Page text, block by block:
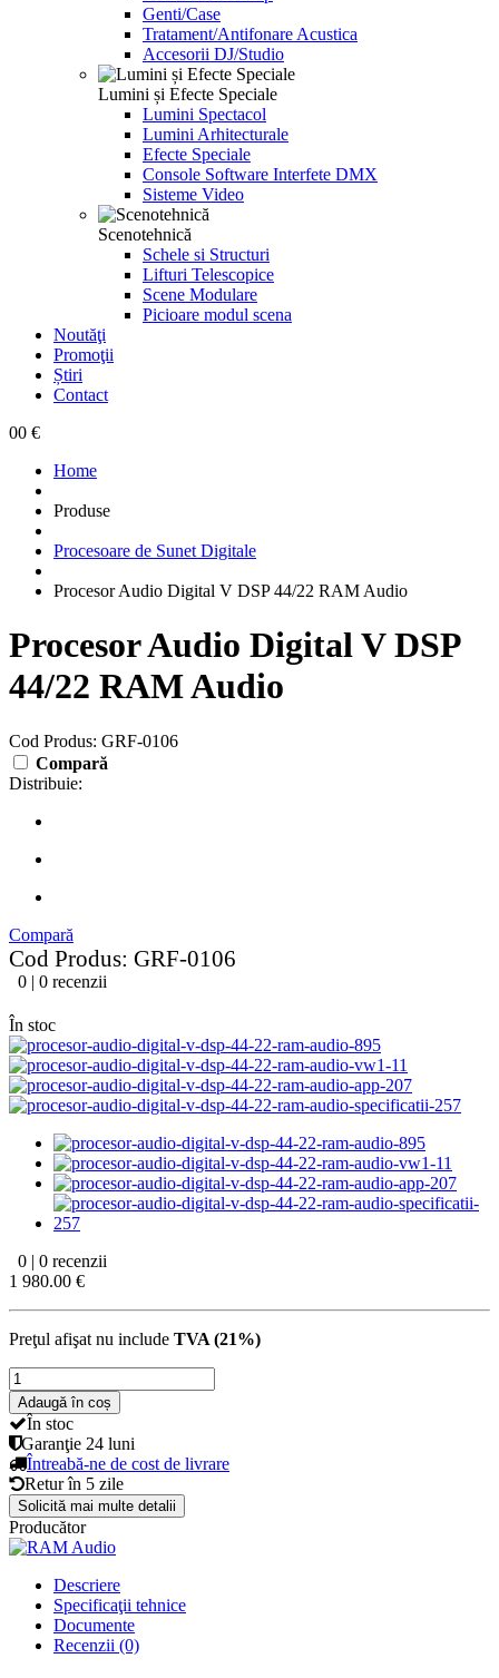
Genti/Case
Tratament/Antifonare Acustica
Accesorii DJ/Studio
Lumini și Efecte Speciale
Lumini Spectacol
Lumini Arhitecturale
Efecte Speciale
Console Software Interfete DMX
Sisteme Video
Scenotehnică
Schele si Structuri
Lifturi Telescopice
Scene Modulare
Picioare modul scena
Noutăţi
Promoţii
Știri
Contact
00 €
Home
Produse
Procesoare de Sunet Digitale
Procesor Audio Digital V DSP 44/22 RAM Audio
Procesor Audio Digital V DSP
44/22 RAM Audio
Cod Produs: GRF-0106
Compară
Distribuie:
Compară
Cod Produs: GRF-0106
0 | 0 recenzii
În stoc
0 | 0 recenzii
1 980.00 €
Preţul afişat nu include TVA (21%)
Adaugă în coș
În stoc
Garanţie 24 luni
Întreabă-ne de cost de livrare
Retur în 5 zile
Solicită mai multe detalii
Producător
Descriere
Specificaţii tehnice
Documente
Recenzii (0)